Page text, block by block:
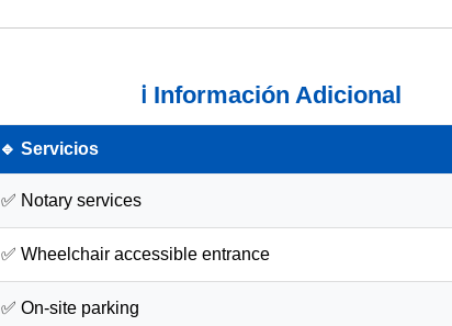
ℹ Información Adicional
🔹 Servicios
✅ Notary services
✅ Wheelchair accessible entrance
✅ On-site parking